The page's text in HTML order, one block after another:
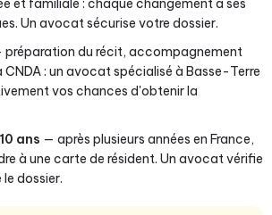
et familiale : chaque changement a ses
Un avocat sécurise votre dossier.
préparation du récit, accompagnement
CNDA : un avocat spécialisé à Basse-Terre
vos chances d'obtenir la
ans — après plusieurs années en France,
à une carte de résident. Un avocat vérifie
dossier.